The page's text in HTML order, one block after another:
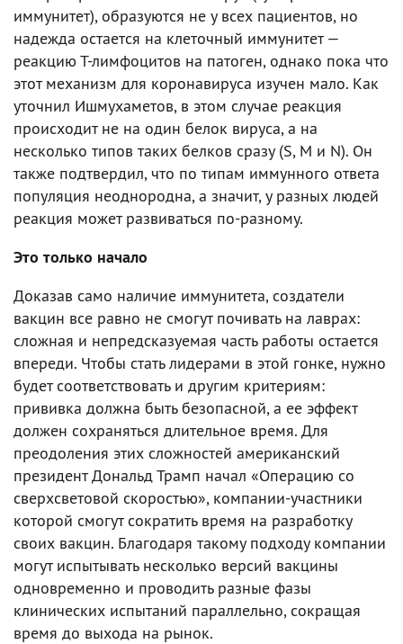
иммунитет), образуются не у всех пациентов, но
надежда остается на клеточный иммунитет —
реакцию Т-лимфоцитов на патоген, однако пока что
этот механизм для коронавируса изучен мало. Как
уточнил Ишмухаметов, в этом случае реакция
происходит не на один белок вируса, а на
несколько типов таких белков сразу (S, M и N). Он
также подтвердил, что по типам иммунного ответа
популяция неоднородна, а значит, у разных людей
реакция может развиваться по-разному.
Это только начало
Доказав само наличие иммунитета, создатели
вакцин все равно не смогут почивать на лаврах:
сложная и непредсказуемая часть работы остается
впереди. Чтобы стать лидерами в этой гонке, нужно
будет соответствовать и другим критериям:
прививка должна быть безопасной, а ее эффект
должен сохраняться длительное время. Для
преодоления этих сложностей американский
президент Дональд Трамп начал «Операцию со
сверхсветовой скоростью», компании-участники
которой смогут сократить время на разработку
своих вакцин. Благодаря такому подходу компании
могут испытывать несколько версий вакцины
одновременно и проводить разные фазы
клинических испытаний параллельно, сокращая
время до выхода на рынок.